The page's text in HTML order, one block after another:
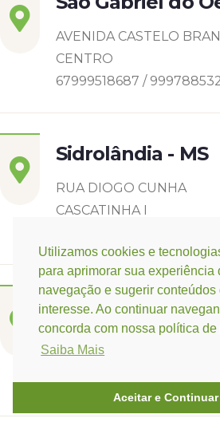
Utilizamos cookies e
para aprimorar sua experiência
navegação e sugerir conteúdos
interesse. Ao continuar
concorda com nossa política
Saiba Mais
Aceitar e Continuar
AVENIDA CASTELO
CENTRO
67999518687 /
Sidrolândia - MS
RUA DIOGO CUNHA
CASCATINHA I
Três Lagoas - MS
Rua Eurídice Chagas
(67) 9 9249-5406